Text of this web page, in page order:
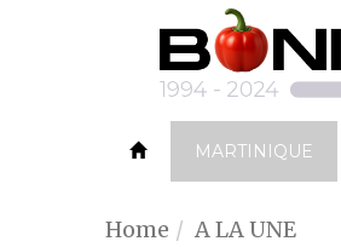
MARTINIQUE
Home A LA UNE